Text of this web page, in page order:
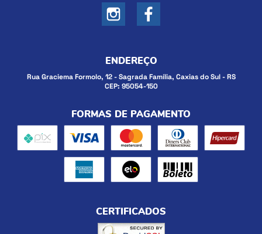
ENDEREÇO
Rua Graciema Formolo, 12-Sagrada Família, Caxias do Sul-RS
CEP: 95054-150
FORMAS DE PAGAMENTO
CERTIFICADOS